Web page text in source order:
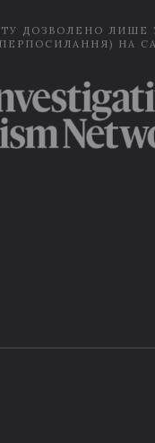
ДОЗВОЛЕНО
НА